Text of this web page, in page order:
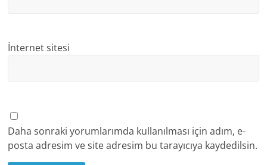
İnternet sitesi
Daha sonraki yorumlarımda kullanılması için adım, e-
posta adresim ve site adresim bu tarayıcıya kaydedilsin.